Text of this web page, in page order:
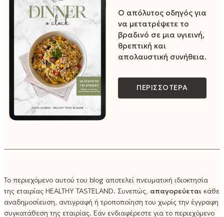
Ο απόλυτος οδηγός για
να μετατρέψετε το
βραδινό σε μια υγιεινή,
θρεπτική και
απολαυστική συνήθεια.
ΠΕΡΙΣΣΟΤΕΡΑ
Το περιεχόμενο αυτού του blog αποτελεί πνευματική ιδιοκτησία
της εταιρίας HEALTHY TASTELAND. Συνεπώς, απαγορεύεται κάθε
αναδημοσίευση, αντιγραφή ή τροποποίηση του χωρίς την έγγραφη
συγκατάθεση της εταιρίας. Εάν ενδιαφέρεστε για το περιεχόμενο